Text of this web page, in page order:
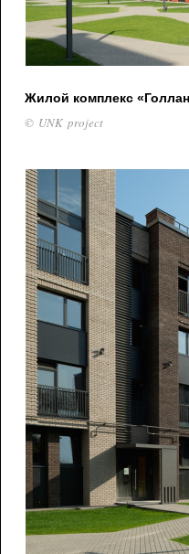
Жилой комплекс
© UNK project